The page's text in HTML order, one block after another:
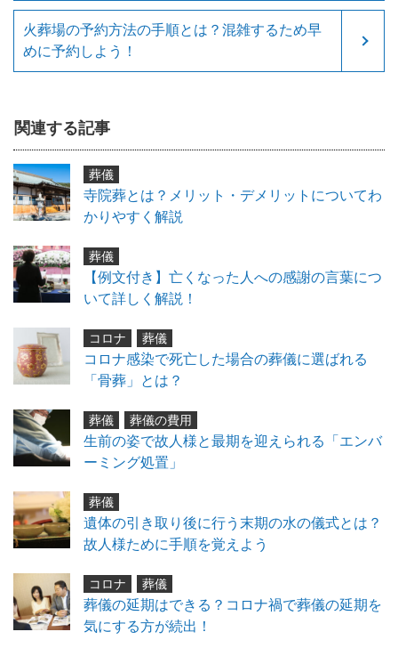
火葬場の予約方法の手順とは？混雑するため早
めに予約しよう！
関連する記事
葬儀
寺院葬とは？メリット・デメリットについてわ
かりやすく解説
葬儀
【例文付き】亡くなった人への感謝の言葉につ
いて詳しく解説！
コロナ 葬儀
コロナ感染で死亡した場合の葬儀に選ばれる
「骨葬」とは？
葬儀 葬儀の費用
生前の姿で故人様と最期を迎えられる「エンバ
ーミング処置」
葬儀
遺体の引き取り後に行う末期の水の儀式とは？
故人様ために手順を覚えよう
コロナ 葬儀
葬儀の延期はできる？コロナ禍で葬儀の延期を
気にする方が続出！